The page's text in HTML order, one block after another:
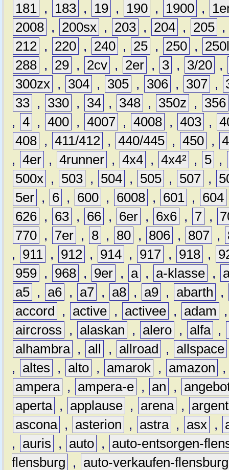
181 , 183 , 19 , 190 , 1900 ,
2008 , 200sx , 203 , 204 , 205 ,
212 , 220 , 240 , 25 , 250 ,
288 , 29 , 2cv , 2er , 3 , 3/20 ,
300zx , 304 , 305 , 306 , 307 ,
33 , 330 , 34 , 348 , 350z ,
356
, 4 , 400 , 4007 , 4008 , 403 ,
408 , 411/412 , 440/445 , 450 ,
, 4er , 4runner , 4x4 , 4x4² , 5 ,
500x , 503 , 504 , 505 , 507 ,
5er , 6 , 600 , 6008 , 601 , 604
626 , 63 , 66 , 6er , 6x6 , 7 ,
770 , 7er , 8 , 80 , 806 , 807 ,
,
911 , 912 , 914 , 917 , 918 ,
959 , 968 , 9er , a , a-klasse ,
a5 , a6 , a7 , a8 , a9 , abarth
,
accord
, active , activee , adam
aircross
, alaskan , alero , alfa ,
alhambra , all , allroad , allspace
,
altes , alto , amarok , amazon
ampera , ampera-e , an ,
aperta , applause , arena ,
ascona , asterion , astra , asx ,
,
auris , auto ,
auto-entsorgen-
flensburg
,
auto-verkaufen-flensburg